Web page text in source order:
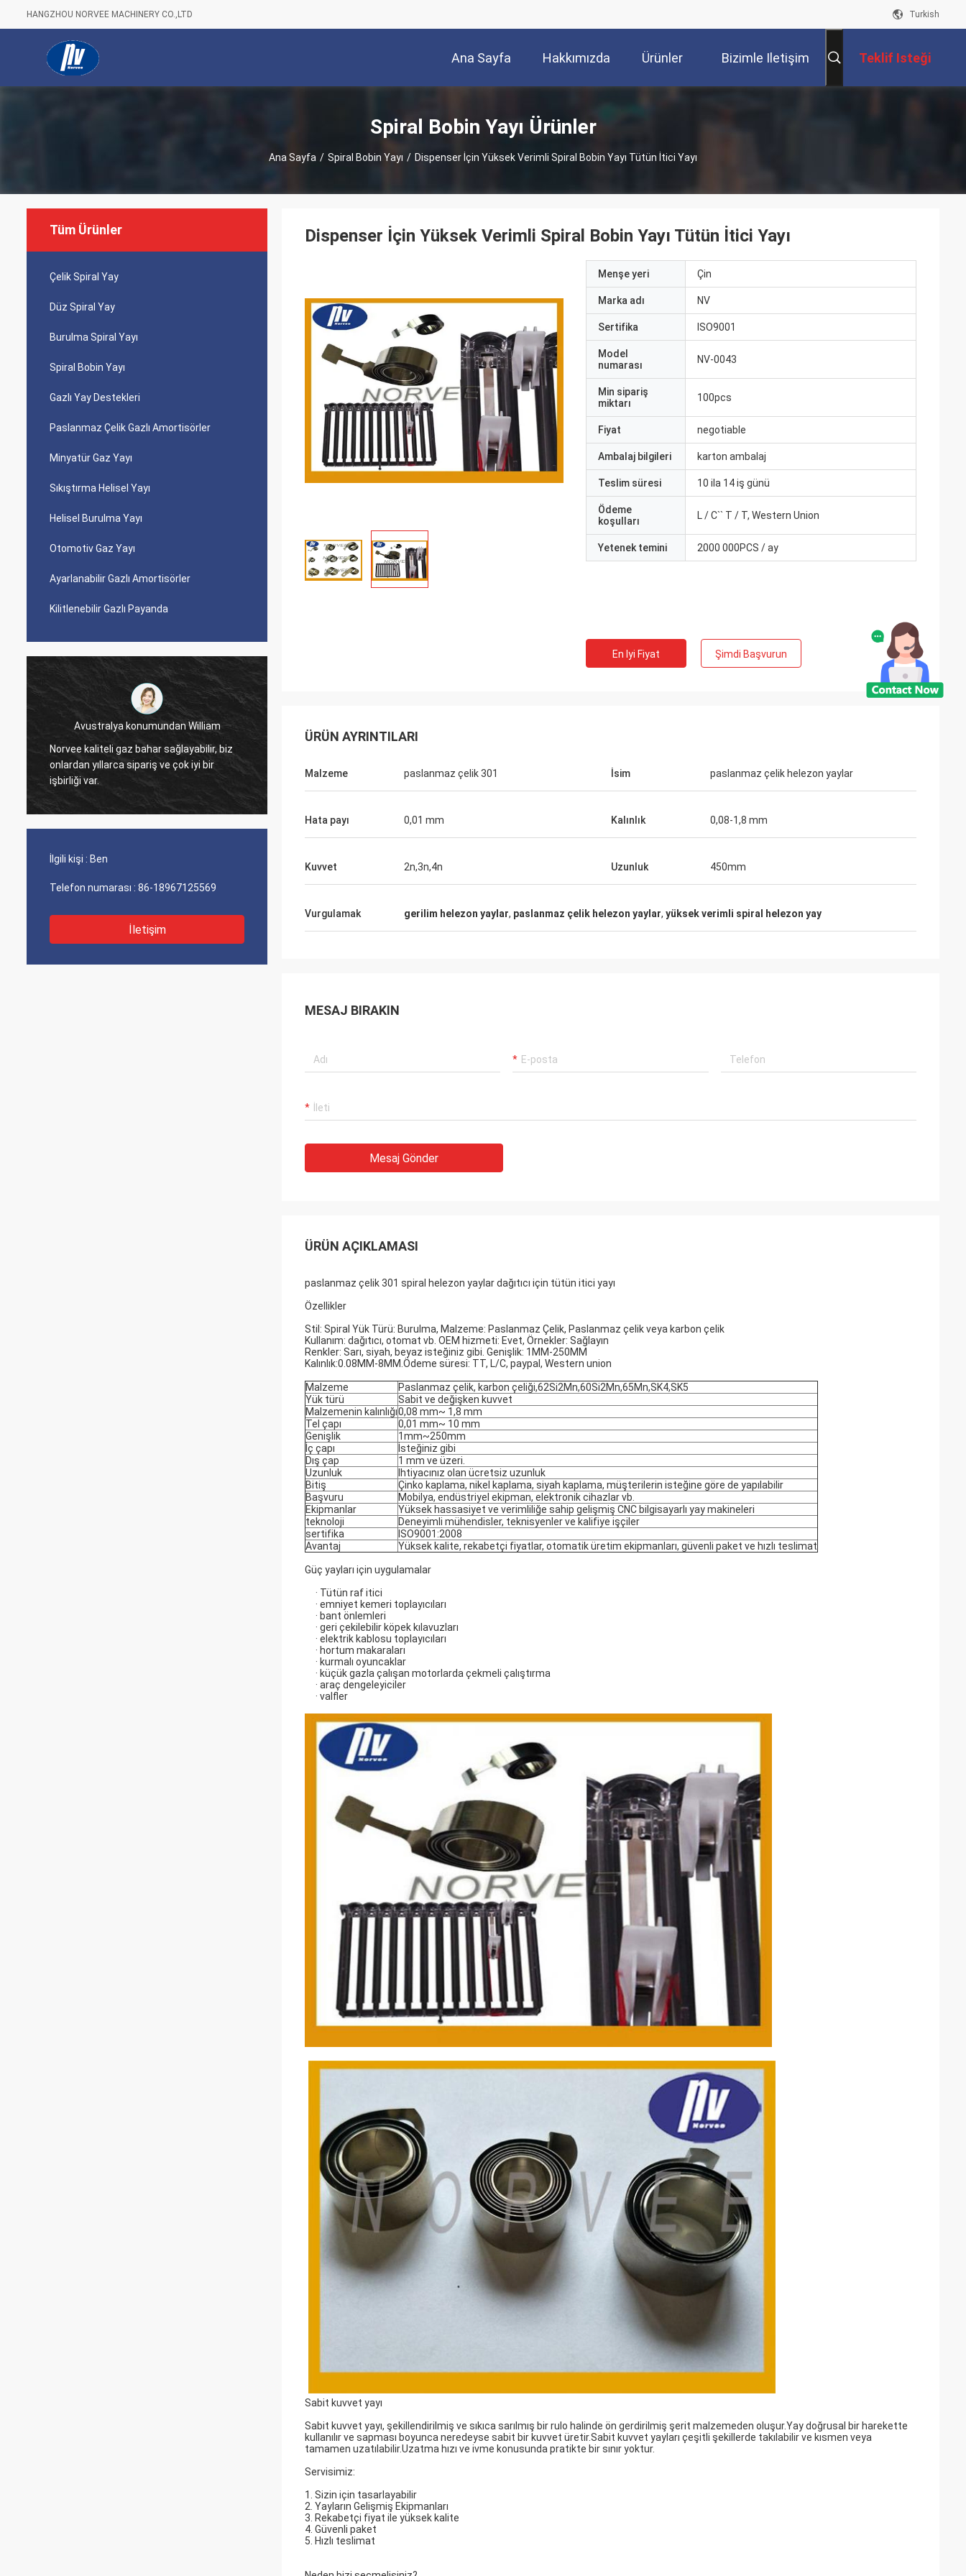
HANGZHOU NORVEE MACHINERY CO.,LTD Turkish
Ana Sayfa Hakkımızda Ürünler Bizimle Iletişim Teklif Isteği
Spiral Bobin Yayı Ürünler
Ana Sayfa / Spiral Bobin Yayı / Dispenser İçin Yüksek Verimli Spiral Bobin Yayı Tütün İtici Yayı
Tüm Ürünler
Çelik Spiral Yay
Düz Spiral Yay
Burulma Spiral Yayı
Spiral Bobin Yayı
Gazlı Yay Destekleri
Paslanmaz Çelik Gazlı Amortisörler
Minyatür Gaz Yayı
Sıkıştırma Helisel Yayı
Helisel Burulma Yayı
Otomotiv Gaz Yayı
Ayarlanabilir Gazlı Amortisörler
Kilitlenebilir Gazlı Payanda
Avustralya konumundan William
Norvee kaliteli gaz bahar sağlayabilir, biz
onlardan yıllarca sipariş ve çok iyi bir
işbirliği var.
2005'ten beri Norvee'den müzik materyali
sorunu yok ve onlardan bugüne kadar
sipariş veriyoruz.
teslimat, çok kaliteli sağlayabilir.
İlgili kişi : Ben
Telefon numarası : 86-18967125569
İletişim
Dispenser İçin Yüksek Verimli Spiral Bobin Yayı Tütün İtici Yayı
Menşe yeri Çin
Marka adı NV
Sertifika ISO9001
Model
numarası
NV-0043
Min sipariş
miktarı
100pcs
Fiyat negotiable
Ambalaj bilgileri karton ambalaj
Teslim süresi 10 ila 14 iş günü
Ödeme
koşulları
L / C`` T / T, Western Union
Yetenek temini 2000 000PCS / ay
En Iyi Fiyat Şimdi Başvurun
ÜRÜN AYRINTILARI
Malzeme paslanmaz çelik 301 İsim paslanmaz çelik helezon yaylar
Hata payı 0,01 mm Kalınlık 0,08-1,8 mm
Kuvvet 2n,3n,4n Uzunluk 450mm
Vurgulamak gerilim helezon yaylar, paslanmaz çelik helezon yaylar, yüksek verimli spiral helezon yay
MESAJ BIRAKIN
Mesaj Gönder
ÜRÜN AÇIKLAMASI
paslanmaz çelik 301 spiral helezon yaylar dağıtıcı için tütün itici yayı
Özellikler
Stil: Spiral Yük Türü: Burulma, Malzeme: Paslanmaz Çelik, Paslanmaz çelik veya karbon çelik
Kullanım: dağıtıcı, otomat vb. OEM hizmeti: Evet, Örnekler: Sağlayın
Renkler: Sarı, siyah, beyaz isteğiniz gibi. Genişlik: 1MM-250MM
Kalınlık:0.08MM-8MM.Ödeme süresi: TT, L/C, paypal, Western union
Malzeme
Paslanmaz çelik, karbon çeliği,62Si2Mn,60Si2Mn,65Mn,SK4,SK5
Yük türü
Sabit ve değişken kuvvet
Malzemenin kalınlığı0,08 mm~ 1,8 mm
Tel çapı
0,01 mm~ 10 mm
Genişlik
1mm~250mm
İç çapı
İsteğiniz gibi
Dış çap
1 mm ve üzeri.
Uzunluk
Ihtiyacınız olan ücretsiz uzunluk
Bitiş
Çinko kaplama, nikel kaplama, siyah kaplama, müşterilerin isteğine göre de yapılabilir
Başvuru
Mobilya, endüstriyel ekipman, elektronik cihazlar vb.
Ekipmanlar
Yüksek hassasiyet ve verimliliğe sahip gelişmiş CNC bilgisayarlı yay makineleri
teknoloji
Deneyimli mühendisler, teknisyenler ve kalifiye işçiler
sertifika
ISO9001:2008
Avantaj
Yüksek kalite, rekabetçi fiyatlar, otomatik üretim ekipmanları, güvenli paket ve hızlı teslimat
Güç yayları için uygulamalar
· Tütün raf itici
· emniyet kemeri toplayıcıları
· bant önlemleri
· geri çekilebilir köpek kılavuzları
· elektrik kablosu toplayıcıları
· hortum makaraları
· kurmalı oyuncaklar
· küçük gazla çalışan motorlarda çekmeli çalıştırma
· araç dengeleyiciler
· valfler
Sabit kuvvet yayı
Sabit kuvvet yayı, şekillendirilmiş ve sıkıca sarılmış bir rulo halinde ön gerdirilmiş şerit malzemeden oluşur.Yay doğrusal bir harekette
kullanılır ve sapması boyunca neredeyse sabit bir kuvvet üretir.Sabit kuvvet yayları çeşitli şekillerde takılabilir ve kısmen veya
tamamen uzatılabilir.Uzatma hızı ve ivme konusunda pratikte bir sınır yoktur.
Servisimiz:
1. Sizin için tasarlayabilir
2. Yayların Gelişmiş Ekipmanları
3. Rekabetçi fiyat ile yüksek kalite
4. Güvenli paket
5. Hızlı teslimat